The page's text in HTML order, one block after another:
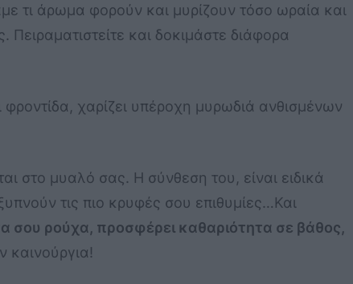
τι άρωμα φορούν και μυρίζουν τόσο ωραία και
και δοκιμάστε διάφορα
χαρίζει υπέροχη μυρωδιά ανθισμένων
μυαλό σας. Η σύνθεση του, είναι ειδικά
τις πιο κρυφές σου επιθυμίες…Και
σου ρούχα, προσφέρει καθαριότητα σε βάθος,
καινούργια!